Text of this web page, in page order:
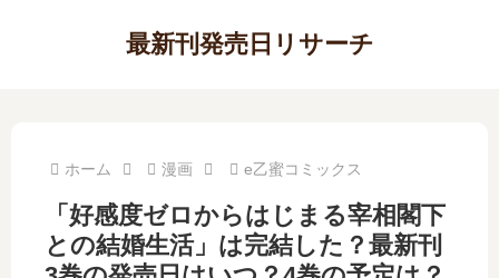
最新刊発売日リサーチ
ホーム 漫画 e乙蜜コミックス
「好感度ゼロからはじまる宰相閣下
との結婚生活」は完結した？最新刊